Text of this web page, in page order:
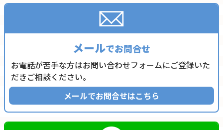
メールでお問合せ
お電話が苦手な方はお問い合わせフォームにご登録いた
だきご相談ください。
メールでお問合せはこちら